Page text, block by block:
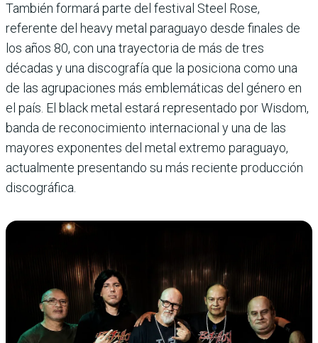
También formará parte del festival Steel Rose,
referente del heavy metal paraguayo desde finales de
los años 80, con una trayectoria de más de tres
décadas y una discografía que la posiciona como una
de las agrupaciones más emblemáticas del género en
el país. El black metal estará representado por Wisdom,
banda de reconocimiento internacional y una de las
mayores exponentes del metal extremo paraguayo,
actualmente presentando su más reciente producción
discográfica.